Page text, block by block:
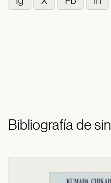
Bibliografía de